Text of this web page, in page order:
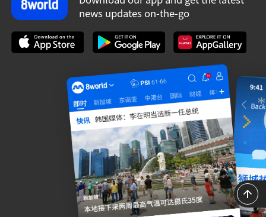
news updates on-the-go